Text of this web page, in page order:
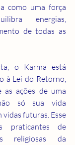
como uma força
energias,
de todas as
o Karma está
à Lei do Retorno,
as ações de uma
só sua vida
vidas futuras. Esse
praticantes de
religiosas da